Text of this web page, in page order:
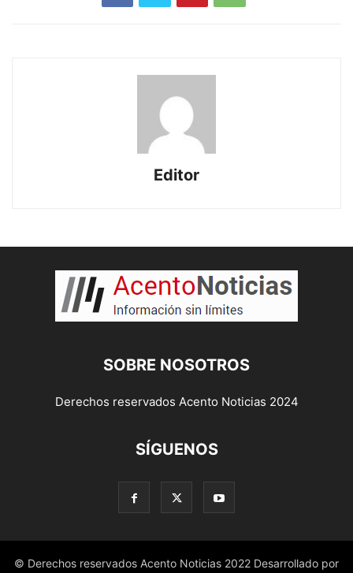
Editor
SOBRE NOSOTROS
Derechos reservados Acento Noticias 2024
SÍGUENOS
© Derechos reservados Acento Noticias 2022 Desarrollado por